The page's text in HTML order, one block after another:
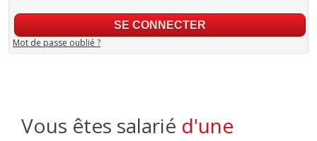
Mot de passe oublié ?
Vous êtes salarié d'une